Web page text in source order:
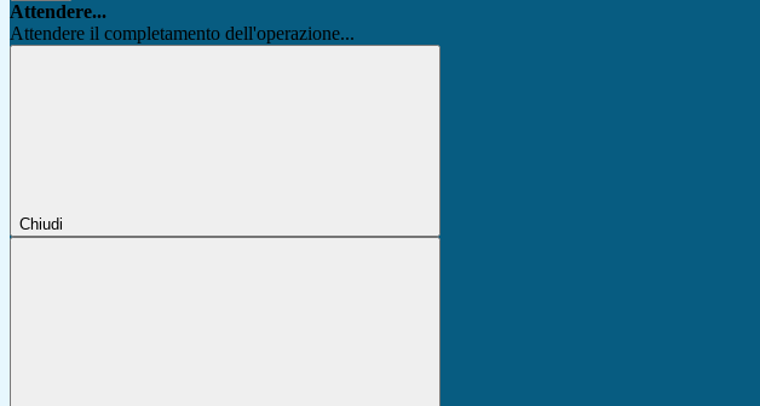
Attendere...
Attendere il completamento dell'operazione...
Chiudi